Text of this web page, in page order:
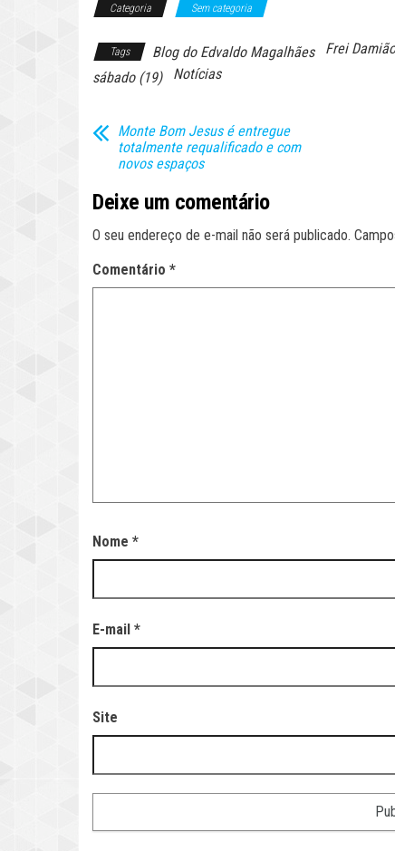
Categoria Sem categoria
Tags Blog do Edvaldo Magalhães Frei Damião
sábado (19)
Notícias
Monte Bom Jesus é entregue
totalmente requalificado e com
novos espaços
Deixe um comentário
O seu endereço de e-mail não será publicado.
Comentário *
Nome *
E-mail *
Site